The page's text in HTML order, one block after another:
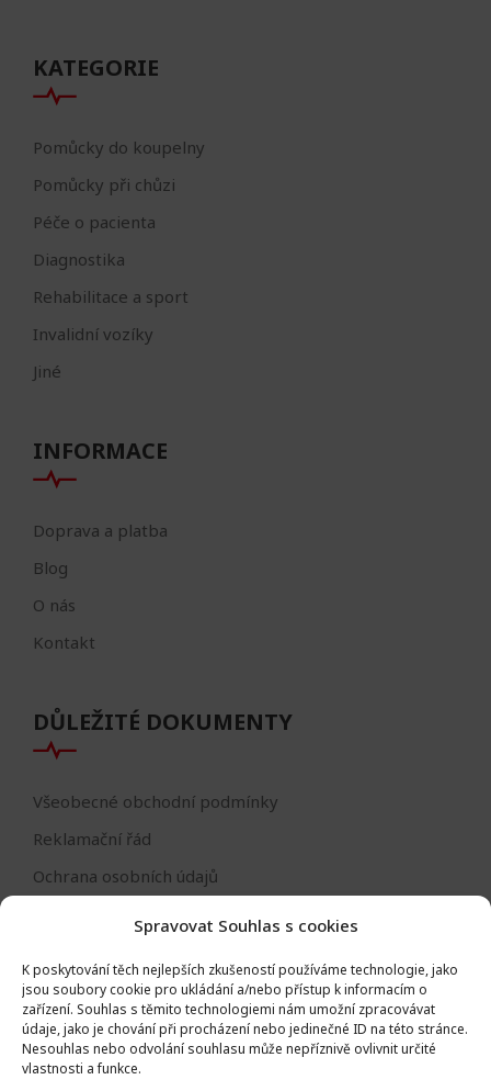
Spravovat Souhlas s cookies
K poskytování těch nejlepších zkušeností používáme technologie, jako
jsou soubory cookie pro ukládání a/nebo přístup k informacím o
zařízení. Souhlas s těmito technologiemi nám umožní zpracovávat
údaje, jako je chování při procházení nebo jedinečné ID na této stránce.
Nesouhlas nebo odvolání souhlasu může nepříznivě ovlivnit určité
vlastnosti a funkce.
KATEGORIE
Pomůcky do koupelny
Pomůcky při chůzi
Péče o pacienta
Diagnostika
Rehabilitace a sport
Invalidní vozíky
Jiné
INFORMACE
Doprava a platba
Blog
O nás
Kontakt
DŮLEŽITÉ DOKUMENTY
Všeobecné obchodní podmínky
Reklamační řád
Ochrana osobních údajů
Formulář - odstoupení od smlouvy
Odstoupení od smlouvy